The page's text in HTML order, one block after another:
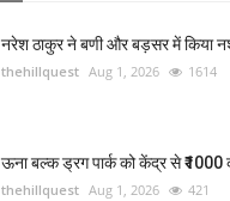
नरेश ठाकुर ने बणी और बड़सर में किया
thehillquest Aug 1, 2026 1614
ऊना बल्क ड्रग पार्क को केंद्र से ₹1000
thehillquest Aug 1, 2026 421